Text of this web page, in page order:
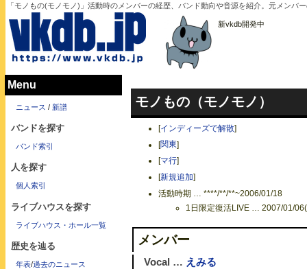
「モノもの(モノモノ)」活動時のメンバーの経歴、バンド動向や音源を紹介。元メンバ
新vkdb開発中
モノもの（モノモノ）
[インディーズで解散]
[関東]
[マ行]
[新規追加]
活動時期 … ****/**/**~2006/01/18
1日限定復活LIVE … 2007/01/
メンバー
Vocal … えみる
Menu
ニュース / 新譜
バンドを探す
バンド索引
人を探す
個人索引
ライブハウスを探す
ライブハウス・ホール一覧
歴史を辿る
年表/過去のニュース